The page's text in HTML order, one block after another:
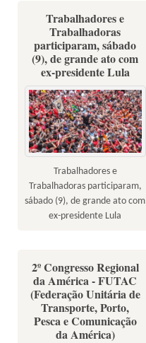
Trabalhadores e
Trabalhadoras
participaram, sábado
(9), de grande ato com
ex-presidente Lula
Trabalhadores e
Trabalhadoras participaram,
sábado (9), de grande ato com
ex-presidente Lula
2º Congresso Regional
da América - FUTAC
(Federação Unitária de
Transporte, Porto,
Pesca e Comunicação
da América)